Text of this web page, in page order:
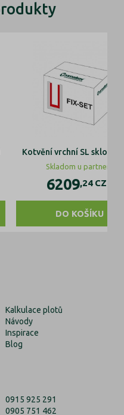
Kotvění vrchní SL sklo
Skladom u partnera
6209,24 CZK
DO KOŠÍKU
Kalkulace plotů
Návody
Inspirace
Blog
0915 925 291
0905 751 462